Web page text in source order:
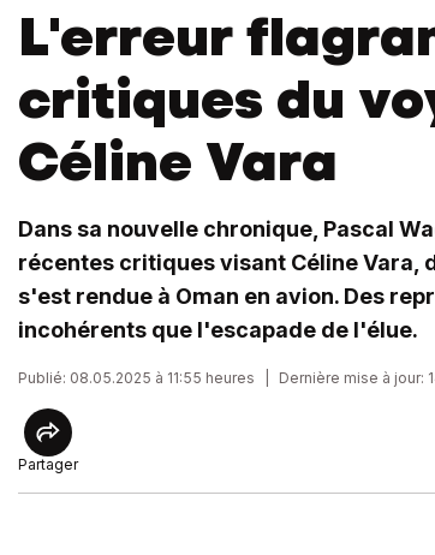
L'erreur
critiques du
Céline Vara
Dans sa nouvelle chronique, Pascal
récentes critiques visant Céline Vara,
s'est rendue à Oman en avion. Des
incohérents que l'escapade de l'élue.
Publié: 08.05.2025 à 11:55 heures Dernière mise à jour:
Partager